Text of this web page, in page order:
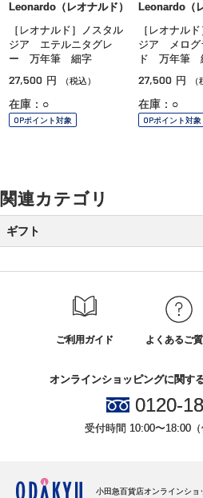
Leonardo（レオナルド）
［レオナルド］ノスタル
ジア エテルニタグレ
ー 万年筆 細字
27,500 円 （税込）
在庫：○
OPポイント対象
Leonardo（
［レオナル
ジア メログ
ド 万年筆
27,500 円 （
在庫：○
OPポイント対象
関連カテゴリ
ギフト
全国送料無料ギフト
誕生日ギフト
引越し・新築・開店祝い
ご利用ガイド よくあるご
オンラインショッピングに関す
0120-
受付時間 10:00〜18:00（
小田急百貨店オンラインショ